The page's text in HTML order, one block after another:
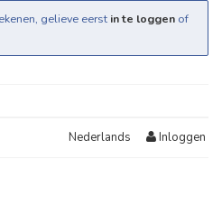
gelieve eerst in te loggen of
Nederlands Inloggen